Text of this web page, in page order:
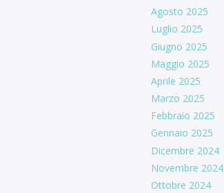
Agosto 2025
Luglio 2025
Giugno 2025
Maggio 2025
Aprile 2025
Marzo 2025
Febbraio 2025
Gennaio 2025
Dicembre 2024
Novembre 2024
Ottobre 2024